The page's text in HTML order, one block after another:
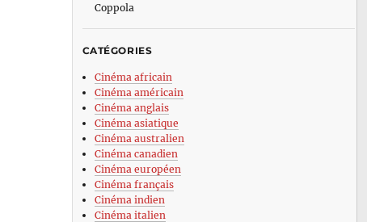
Coppola
CATÉGORIES
Cinéma africain
Cinéma américain
Cinéma anglais
Cinéma asiatique
Cinéma australien
Cinéma canadien
Cinéma européen
Cinéma français
Cinéma indien
Cinéma italien